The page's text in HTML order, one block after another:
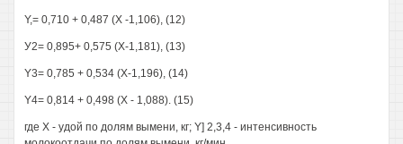
Y,= 0,710 + 0,487 (Х -1,106), (12)
У2= 0,895+ 0,575 (Х-1,181), (13)
Y3= 0,785 + 0,534 (Х-1,196), (14)
Y4= 0,814 + 0,498 (X - 1,088). (15)
где X - удой по долям вымени, кг; Y] 2,3,4 - интенсивность